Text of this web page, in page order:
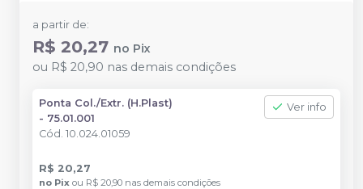
a partir de:
R$ 20,27 no Pix
ou R$ 20,90 nas demais condições
Ponta Col./Extr. (H.Plast)
- 75.01.001
Cód. 10.024.01059
Ver info
R$ 20,27
no Pix ou R$ 20,90 nas demais condições